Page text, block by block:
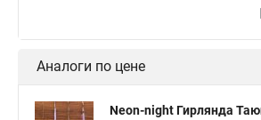
Аналоги по цене
Neon-night Гирлянда